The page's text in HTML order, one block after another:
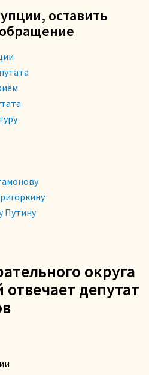
оставить
Путину
округа
депутат